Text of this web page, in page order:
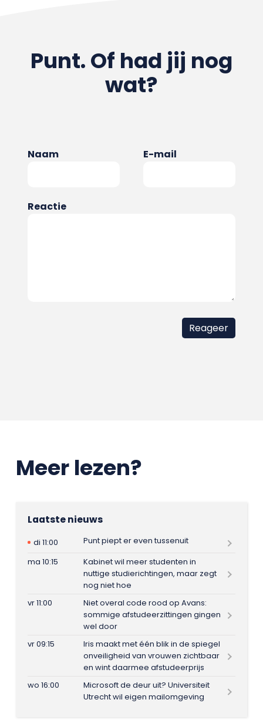
Punt. Of had jij nog
wat?
Naam E-mail
Reactie
Meer lezen?
Laatste nieuws
di 11:00
Punt piept er even tussenuit
ma 10:15
Kabinet wil meer studenten in
nuttige studierichtingen, maar zegt
nog niet hoe
vr 11:00
Niet overal code rood op Avans:
sommige afstudeerzittingen gingen
wel door
vr 09:15
Iris maakt met één blik in de spiegel
onveiligheid van vrouwen zichtbaar
en wint daarmee afstudeerprijs
wo 16:00
Microsoft de deur uit? Universiteit
Utrecht wil eigen mailomgeving